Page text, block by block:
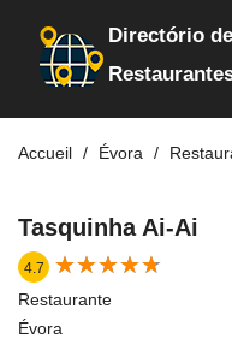
Directório de
Accueil Évora
Tasquinha Ai-Ai
4.7 ★★★★★
★★★★★
Restaurante
Évora